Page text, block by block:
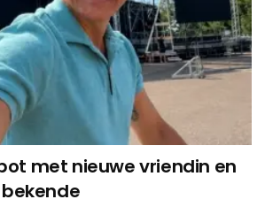
met nieuwe vriendin en
bekende